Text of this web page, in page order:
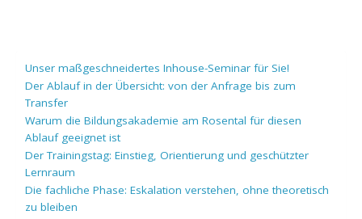
Unser maßgeschneidertes Inhouse-Seminar für Sie!
Der Ablauf in der Übersicht: von der Anfrage bis zum
Transfer
Warum die Bildungsakademie am Rosental für diesen
Ablauf geeignet ist
Der Trainingstag: Einstieg, Orientierung und geschützter
Lernraum
Die fachliche Phase: Eskalation verstehen, ohne theoretisch
zu bleiben